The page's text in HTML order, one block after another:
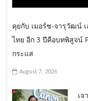
คุยกับ เมอร์ซ-จารุวัฒน์
ไทย อีก 3 ปีคือบทพิสูจน์
กระแส
August 7, 2026
เ